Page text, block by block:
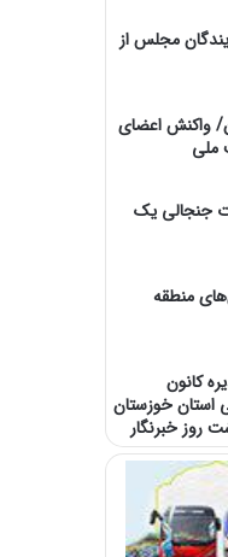
مجلس از
واکنش اعضای
ملی
جنجالی یک
منطقه
کانون
استان خوزستان
روز خبرنگار